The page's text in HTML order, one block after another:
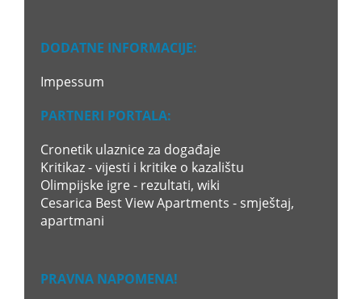
DODATNE INFORMACIJE:
Impessum
PARTNERI PORTALA:
Cronetik ulaznice za događaje
Kritikaz - vijesti i kritike o kazalištu
Olimpijske igre - rezultati, wiki
Cesarica Best View Apartments - smještaj,
apartmani
PRAVNA NAPOMENA!